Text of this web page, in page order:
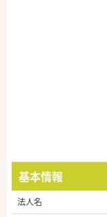
基本情報
法人名